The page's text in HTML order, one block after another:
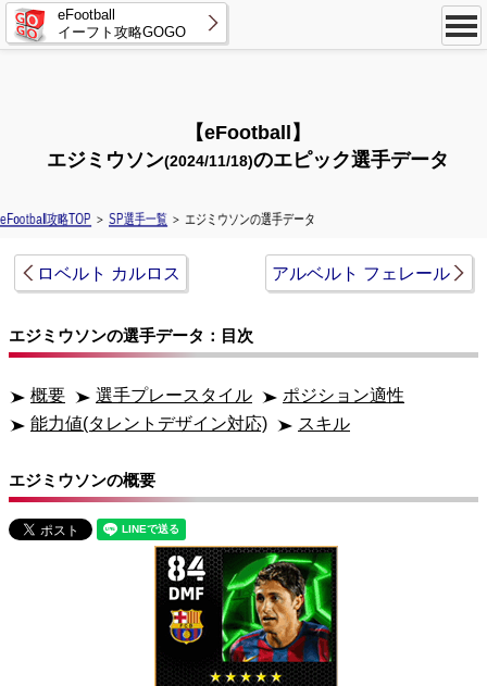
eFootball
イーフト攻略GOGO
【eFootball】
エジミウソン(2024/11/18)のエピック選手データ
eFootball攻略TOP ＞ SP選手一覧 ＞ エジミウソンの選手データ
ロベルト カルロス アルベルト フェレール
エジミウソンの選手データ：目次
概要 選手プレースタイル
ポジション適性
能力値(タレントデザイン対応)
スキル
エジミウソンの概要